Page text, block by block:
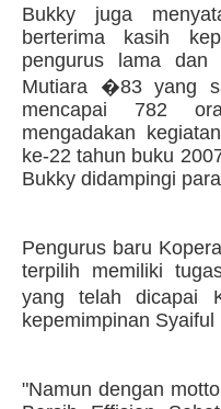
Bukky juga
berterima kasih
pengurus lama dan
Mutiara �83 yang
mencapai 782
mengadakan
ke-22 tahun buku
Bukky didampingi
Pengurus baru
terpilih memiliki
yang telah dicapai
kepemimpinan Syaiful
"Namun dengan